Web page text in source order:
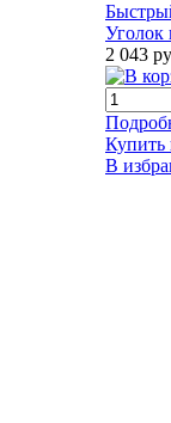
Уголок
2 043
Купить
В